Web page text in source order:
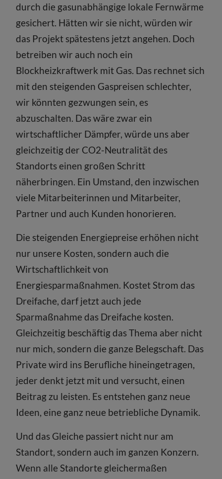
durch die gasunabhängige lokale Fernwärme
gesichert. Hätten wir sie nicht, würden wir
das Projekt spätestens jetzt angehen. Doch
betreiben wir auch noch ein
Blockheizkraftwerk mit Gas. Das rechnet sich
mit den steigenden Gaspreisen schlechter,
wir könnten gezwungen sein, es
abzuschalten. Das wäre zwar ein
wirtschaftlicher Dämpfer, würde uns aber
gleichzeitig der CO2-Neutralität des
Standorts einen großen Schritt
näherbringen. Ein Umstand, den inzwischen
viele Mitarbeiterinnen und Mitarbeiter,
Partner und auch Kunden honorieren.
Die steigenden Energiepreise erhöhen nicht
nur unsere Kosten, sondern auch die
Wirtschaftlichkeit von
Energiesparmaßnahmen. Kostet Strom das
Dreifache, darf jetzt auch jede
Sparmaßnahme das Dreifache kosten.
Gleichzeitig beschäftig das Thema aber nicht
nur mich, sondern die ganze Belegschaft. Das
Private wird ins Berufliche hineingetragen,
jeder denkt jetzt mit und versucht, einen
Beitrag zu leisten. Es entstehen ganz neue
Ideen, eine ganz neue betriebliche Dynamik.
Und das Gleiche passiert nicht nur am
Standort, sondern auch im ganzen Konzern.
Wenn alle Standorte gleichermaßen